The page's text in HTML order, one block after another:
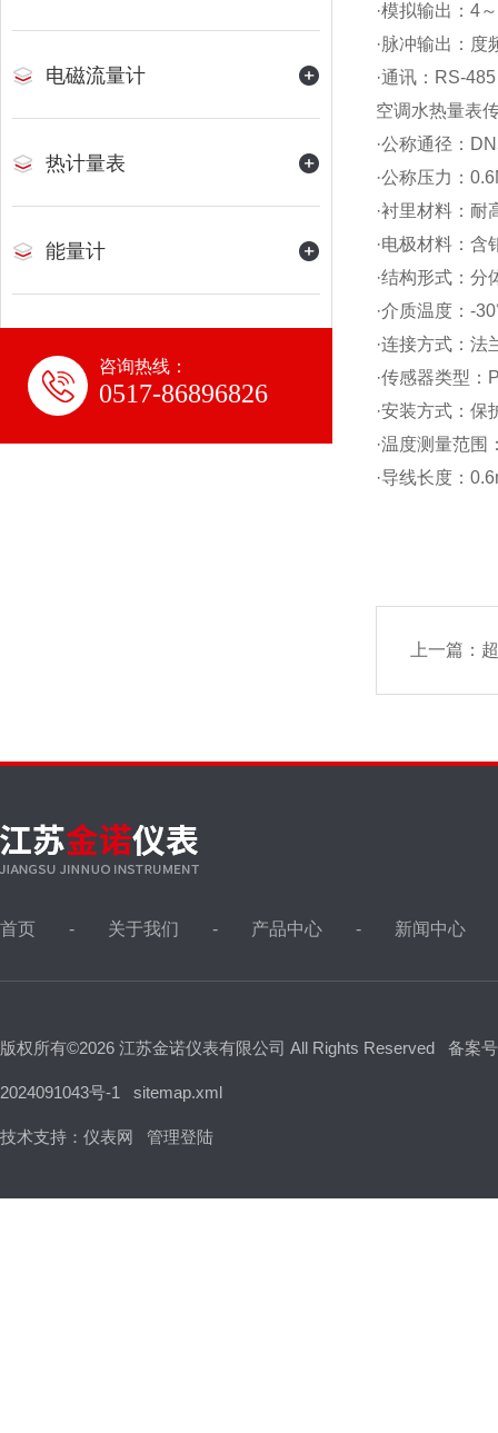
电磁流量计
热计量表
能量计
咨询热线：
0517-86896826
·模拟输出：4
·脉冲输出：
·通讯：RS-
空调水热量表
·公称通径：
·公称压力：
·衬里材料：
·电极材料：
·结构形式：分
·介质温度：-
·连接方式：法
·传感器类型：
·安装方式：保
·温度测量范
·导线长度：
上一篇：
首页 关于我们 产品中心 新闻中心
版权所有©2026 江苏金诺仪表有限公司 All Rights Reserved 备案
2024091043号-1 sitemap.xml
技术支持： 仪表网 管理登陆